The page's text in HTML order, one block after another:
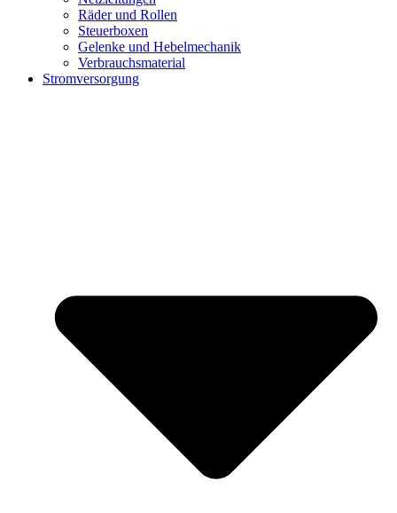
Räder und Rollen
Steuerboxen
Gelenke und Hebelmechanik
Verbrauchsmaterial
Stromversorgung